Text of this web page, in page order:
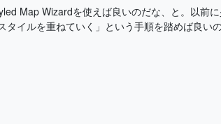
Map Wizardを使えば良いのだな、と。以前
タイルを重ねていく」という手順を踏めば良い